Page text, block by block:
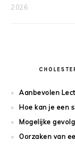
2026
Aanbevolen
Hoe kan je een
Mogelijke
Oorzaken van